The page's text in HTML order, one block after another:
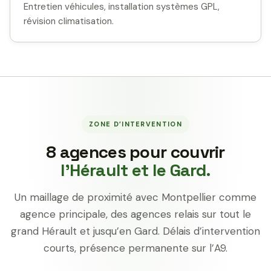
Entretien véhicules, installation systèmes GPL,
révision climatisation.
ZONE D’INTERVENTION
8 agences pour couvrir
l’Hérault et le Gard.
Un maillage de proximité avec Montpellier comme
agence principale, des agences relais sur tout le
grand Hérault et jusqu’en Gard. Délais d’intervention
courts, présence permanente sur l’A9.